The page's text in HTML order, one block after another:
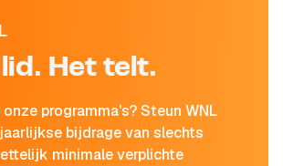
Het telt.
programma's? Steun WNL
bijdrage van slechts
minimale verplichte